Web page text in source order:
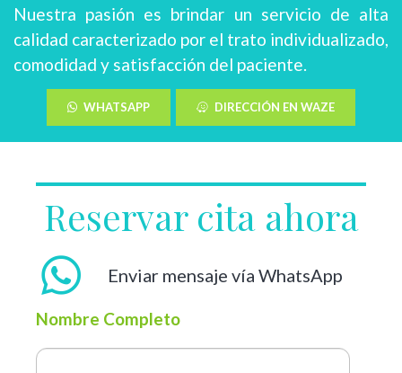
Nuestra pasión es brindar un servicio de alta
calidad caracterizado por el trato individualizado,
comodidad y satisfacción del paciente.
WHATSAPP DIRECCIÓN EN WAZE
Reservar cita ahora
Enviar mensaje vía WhatsApp
Nombre Completo